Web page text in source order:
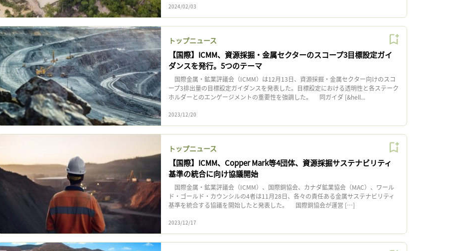
2024/02/03
トップニュース
【国際】ICMM、資源採掘・金属セクターのスコープ3目標設定ガイ
ダンスを発行。5つのテーマ
国際金属・鉱業評議会（ICMM）は12月13日、資源採掘・金属セクター向けのスコ
ープ3排出量の目標設定ガイダンスを発表した。目標設定における透明性と各ステーク
ホルダーとのエンゲージメントの重要性を強調した。 同ガイダ [&hell...
2023/12/20
トップニュース
【国際】ICMM、Copper Mark等4団体、資源採掘サステナビリティ
基準の統合に向け協議開始
国際金属・鉱業評議会（ICMM）、国際銅協会、カナダ鉱業協会（MAC）、ワール
ド・ゴールド・カウンシルの4者は11月28日、各々の責任ある金属サステナビリティ
基準を統合する協議を開始したと発表した。 国際銅協会が運営 […]
2023/12/17